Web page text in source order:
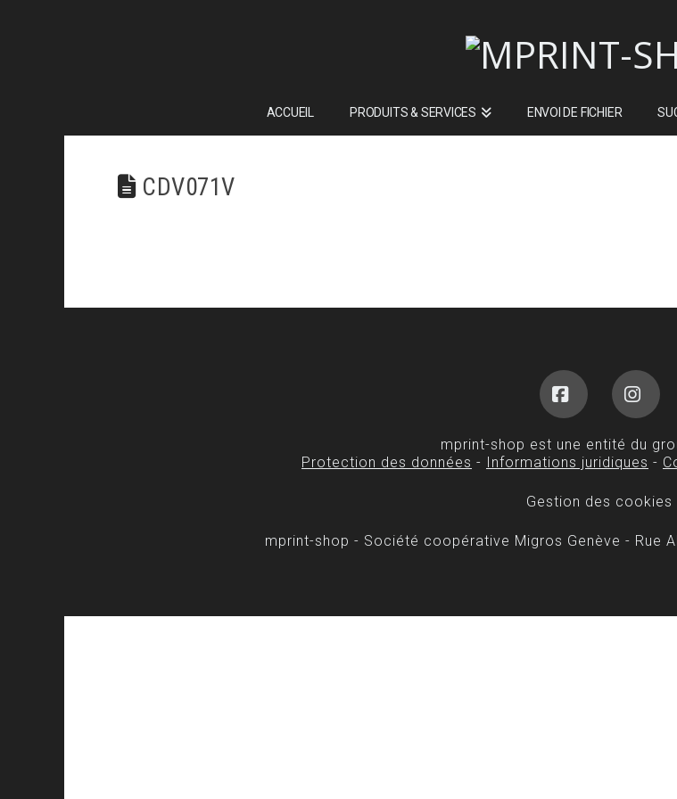
ACCUEIL PRODUITS & SERVICES ENVOI DE FICHIER
CDV071V
Facebook
mprint-shop est une entité du
Protection des données - Informations juridiques -
Gestion des cookies
mprint-shop - Société coopérative Migros Genève - Rue